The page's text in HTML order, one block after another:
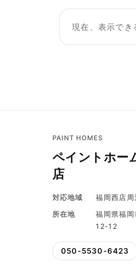
現在、表示でき
PAINT HOMES
ペイントホー
店
対応地域
福岡西店周
所在地
福岡県福
12-12
050-5530-6423